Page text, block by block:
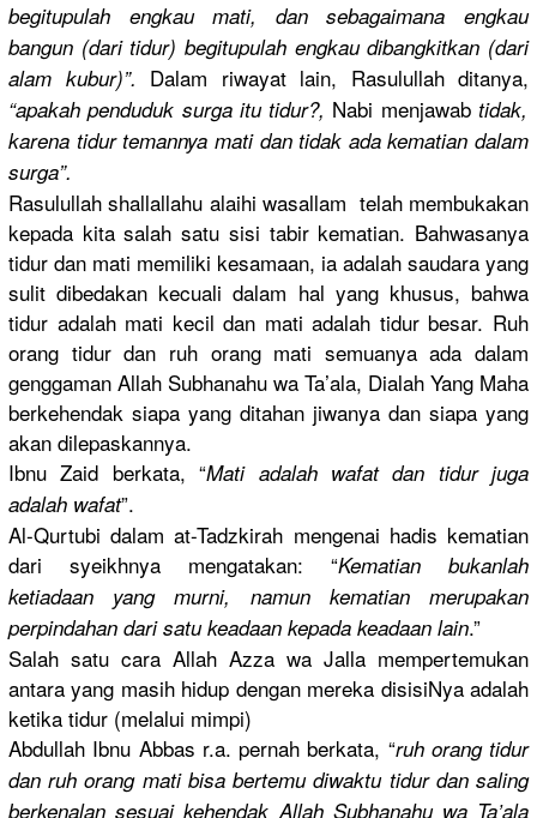
begitupulah engkau mati, dan sebagaimana engkau
bangun (dari tidur) begitupulah engkau dibangkitkan (dari
alam kubur)”. Dalam riwayat lain, Rasulullahditanya,
“apakah penduduk surga itu tidur?, Nabi menjawabtidak,
karena tidur temannya mati dan tidak ada kematian dalam
surga”.
Rasulullah shallallahu alaihi wasallam telah membukakan
kepada kita salah satu sisi tabir kematian. Bahwasanya
tidur dan mati memiliki kesamaan, ia adalah saudara yang
sulit dibedakan kecuali dalam hal yang khusus, bahwa
tidur adalah mati kecil dan mati adalah tidur besar. Ruh
orang tidur dan ruh orang mati semuanya ada dalam
genggaman Allah Subhanahu wa Ta’ala, Dialah Yang Maha
berkehendak siapa yang ditahan jiwanya dan siapa yang
akan dilepaskannya.
Ibnu Zaid berkata, “Mati adalah wafat dan tidur juga
adalah wafat”.
Al-Qurtubi dalam at-Tadzkirah mengenai hadis kematian
dari syeikhnya mengatakan: “Kematian bukanlah
ketiadaan yang murni, namun kematian merupakan
perpindahan dari satu keadaan kepada keadaan lain.”
Salah satu cara Allah Azza wa Jalla mempertemukan
antara yang masih hidup dengan mereka disisiNya adalah
ketika tidur (melalui mimpi)
Abdullah Ibnu Abbas r.a. pernah berkata, “ruh orang tidur
dan ruh orang mati bisa bertemu diwaktu tidur dan saling
berkenalan sesuai kehendak Allah Subhanahu wa Ta’ala